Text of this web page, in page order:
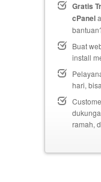
Gratis
cPanel
Buat
install
hari,
ramah,